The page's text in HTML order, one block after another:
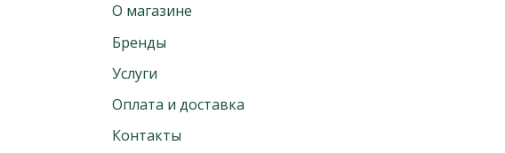
О магазине
Бренды
Услуги
Оплата и доставка
Контакты